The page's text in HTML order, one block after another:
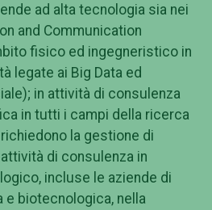
ad alta tecnologia sia nei
and Communication
fisico ed ingegneristico in
legate ai Big Data ed
in attività di consulenza
in tutti i campi della ricerca
la gestione di
di consulenza in
incluse le aziende di
biotecnologica, nella